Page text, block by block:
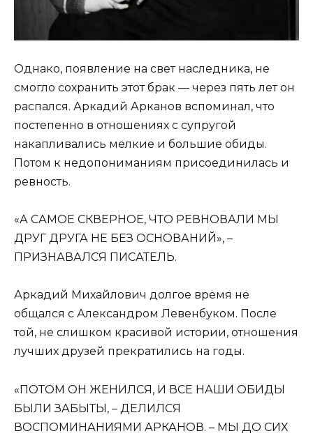
Однако, появление на свет наследника, не
смогло сохранить этот брак — через пять лет он
распался. Аркадий Арканов вспоминал, что
постепенно в отношениях с супругой
накапливались мелкие и большие обиды.
Потом к недопониманиям присоединилась и
ревность.
«А САМОЕ СКВЕРНОЕ, ЧТО РЕВНОВАЛИ МЫ
ДРУГ ДРУГА НЕ БЕЗ ОСНОВАНИЙ», –
ПРИЗНАВАЛСЯ ПИСАТЕЛЬ.
Аркадий Михайлович долгое время не
общался с Александром Левенбуком. После
той, не слишком красивой истории, отношения
лучших друзей прекратились на годы.
«ПОТОМ ОН ЖЕНИЛСЯ, И ВСЕ НАШИ ОБИДЫ
БЫЛИ ЗАБЫТЫ, – ДЕЛИЛСЯ
ВОСПОМИНАНИЯМИ АРКАНОВ. – МЫ ДО СИХ